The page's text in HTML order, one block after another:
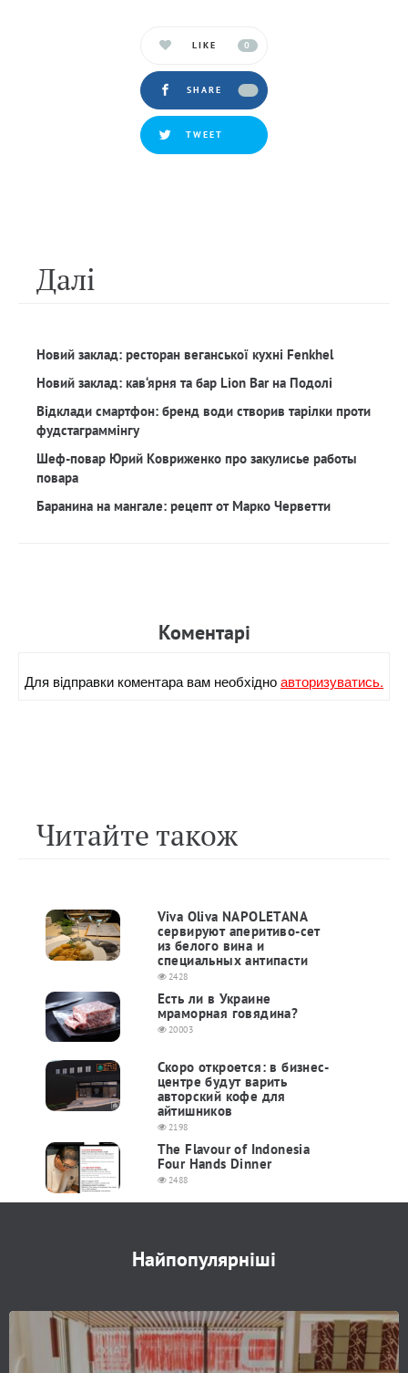
LIKE 0
SHARE
TWEET
Далi
Новий заклад: ресторан веганської кухні Fenkhel
Новий заклад: кав‘ярня та бар Lion Bar на Подолі
Відклади смартфон: бренд води створив тарілки проти
фудстаграммінгу
Шеф-повар Юрий Ковриженко про закулисье работы
повара
Баранина на мангале: рецепт от Марко Черветти
Коментарi
Для вiдправки коментара вам необхiдноавторизуватись.
Читайте також
Viva Oliva NAPOLETANA
сервируют аперитиво-сет
из белого вина и
специальных антипасти
2428
Есть ли в Украине
мраморная говядина?
20003
Скоро откроется: в бизнес-
центре будут варить
авторский кофе для
айтишников
2198
The Flavour of Indonesia
Four Hands Dinner
2488
Найпопулярніші